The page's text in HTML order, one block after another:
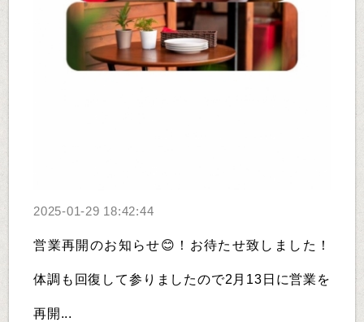
2025-01-29 18:42:44
営業再開のお知らせ😊！お待たせ致しました！
体調も回復して参りましたので2月13日に営業を
再開...